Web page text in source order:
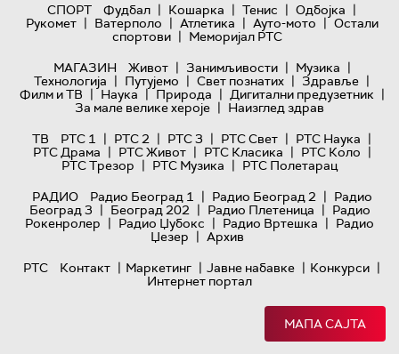
СПОРТ
Фудбал | Кошарка | Тенис | Одбојка |
Рукомет | Ватерполо | Атлетика | Ауто-мото | Остали
спортови | Меморијал РТС
МАГАЗИН
Живот | Занимљивости | Музика |
Технологијa | Путујемо | Свет познатих | Здравље |
Филм и ТВ | Наука | Природа | Дигитални предузетник |
За мале велике хероје | Наизглед здрав
ТВ
РТС 1 | РТС 2 | РТС 3 | РТС Свет | РТС Наука |
РТС Драма | РТС Живот | РТС Класика | РТС Коло |
РТС Трезор | РТС Музика | РТС Полетарац
РАДИО
Радио Београд 1 | Радио Београд 2 | Радио
Београд 3 | Београд 202 | Радио Плетеница | Радио
Рокенролер | Радио Џубокс | Радио Вртешка | Радио
Џезер | Архив
РТС
Контакт | Маркетинг | Јавне набавке | Конкурси |
Интернет портал
МАПА САЈТА